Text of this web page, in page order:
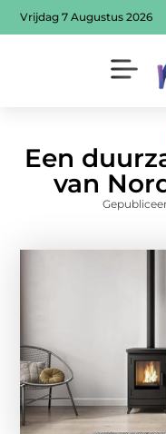
Vrijdag 7 Augustus 2026
Een
van